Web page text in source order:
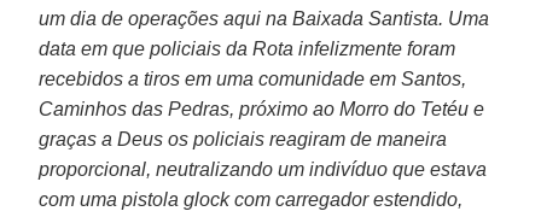
um dia de operações aqui na Baixada Santista. Uma
data em que policiais da Rota infelizmente foram
recebidos a tiros em uma comunidade em Santos,
Caminhos das Pedras, próximo ao Morro do Tetéu e
graças a Deus os policiais reagiram de maneira
proporcional, neutralizando um indivíduo que estava
com uma pistola glock com carregador estendido,